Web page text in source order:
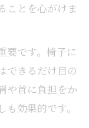
ことを心がけま
要です。椅子に
できるだけ目の
や首に負担をか
効果的です。